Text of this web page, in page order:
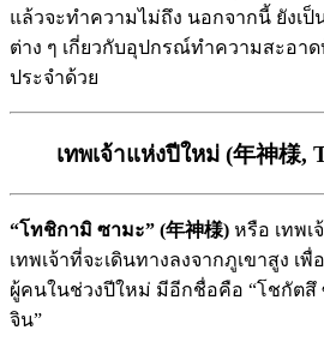
แล้วจะทำความไม่ถึง นอกจากนี้ ยังเ
ต่าง ๆ เกี่ยวกับอุปกรณ์ทำความสะอา
ประจำด้วย
เทพเจ้าแห่งปีใหม่ (年神様,
“โทชิกามิ ซามะ” (年神様) หรือ เทพเ
เทพเจ้าที่จะเดินทางลงจากภูเขาสูง เ
ผู้คนในช่วงปีใหม่ มีอีกชื่อคือ “โชกัตสึ
จิน”